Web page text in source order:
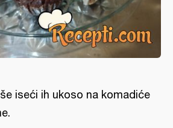
iseći ih ukoso na komadiće